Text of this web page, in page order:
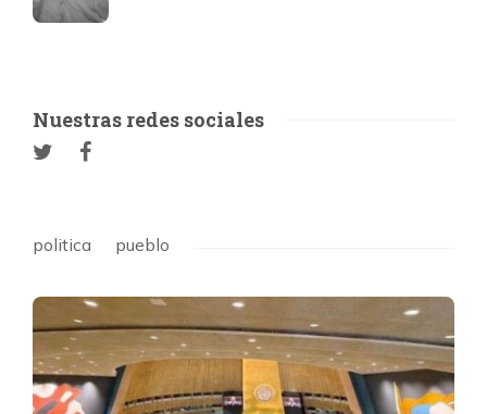
Nuestras redes sociales
politica pueblo